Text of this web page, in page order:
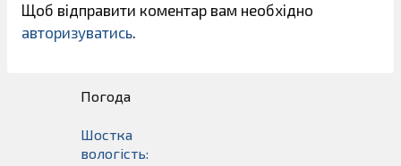
Щоб відправити коментар вам необхідно
авторизуватись.
Погода
Шостка
вологість: